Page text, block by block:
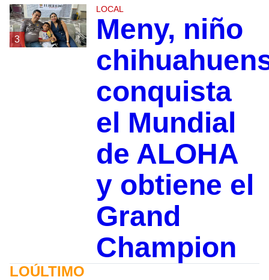
3
LOCAL
Meny, niño
conquista
el Mundial
de ALOHA
y obtiene el
Grand
Champion
LOÚLTIMO